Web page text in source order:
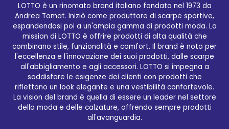
LOTTO è un rinomato brand italiano fondato nel 1973 da
Andrea Tomat. Iniziò come produttore di scarpe sportive,
espandendosi poi a un'ampia gamma di prodotti moda. La
mission di LOTTO è offrire prodotti di alta qualità che
combinano stile, funzionalità e comfort. Il brand è noto per
l'eccellenza e l'innovazione dei suoi prodotti, dalle scarpe
all'abbigliamento e agli accessori. LOTTO si impegna a
soddisfare le esigenze dei clienti con prodotti che
riflettono un look elegante e una vestibilità confortevole.
La vision del brand è quella di essere un leader nel settore
della moda e delle calzature, offrendo sempre prodotti
all'avanguardia.
Qualità garantita Civico36
Civico36.store è la destinazione online ideale per
acquistare i migliori prodotti del brand LOTTO. Il sito
e-commerce offre una selezione accurata di articoli
di alta qualità, tra cui tute, t-shirt, felpe,